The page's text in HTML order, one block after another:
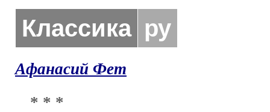
Классика ру
Афанасий Фет
* * *